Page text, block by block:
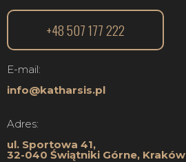
+48 507 177 222
E-mail:
info@katharsis.pl
Adres:
ul. Sportowa 41,
32-040 Świątniki Górne, Kraków